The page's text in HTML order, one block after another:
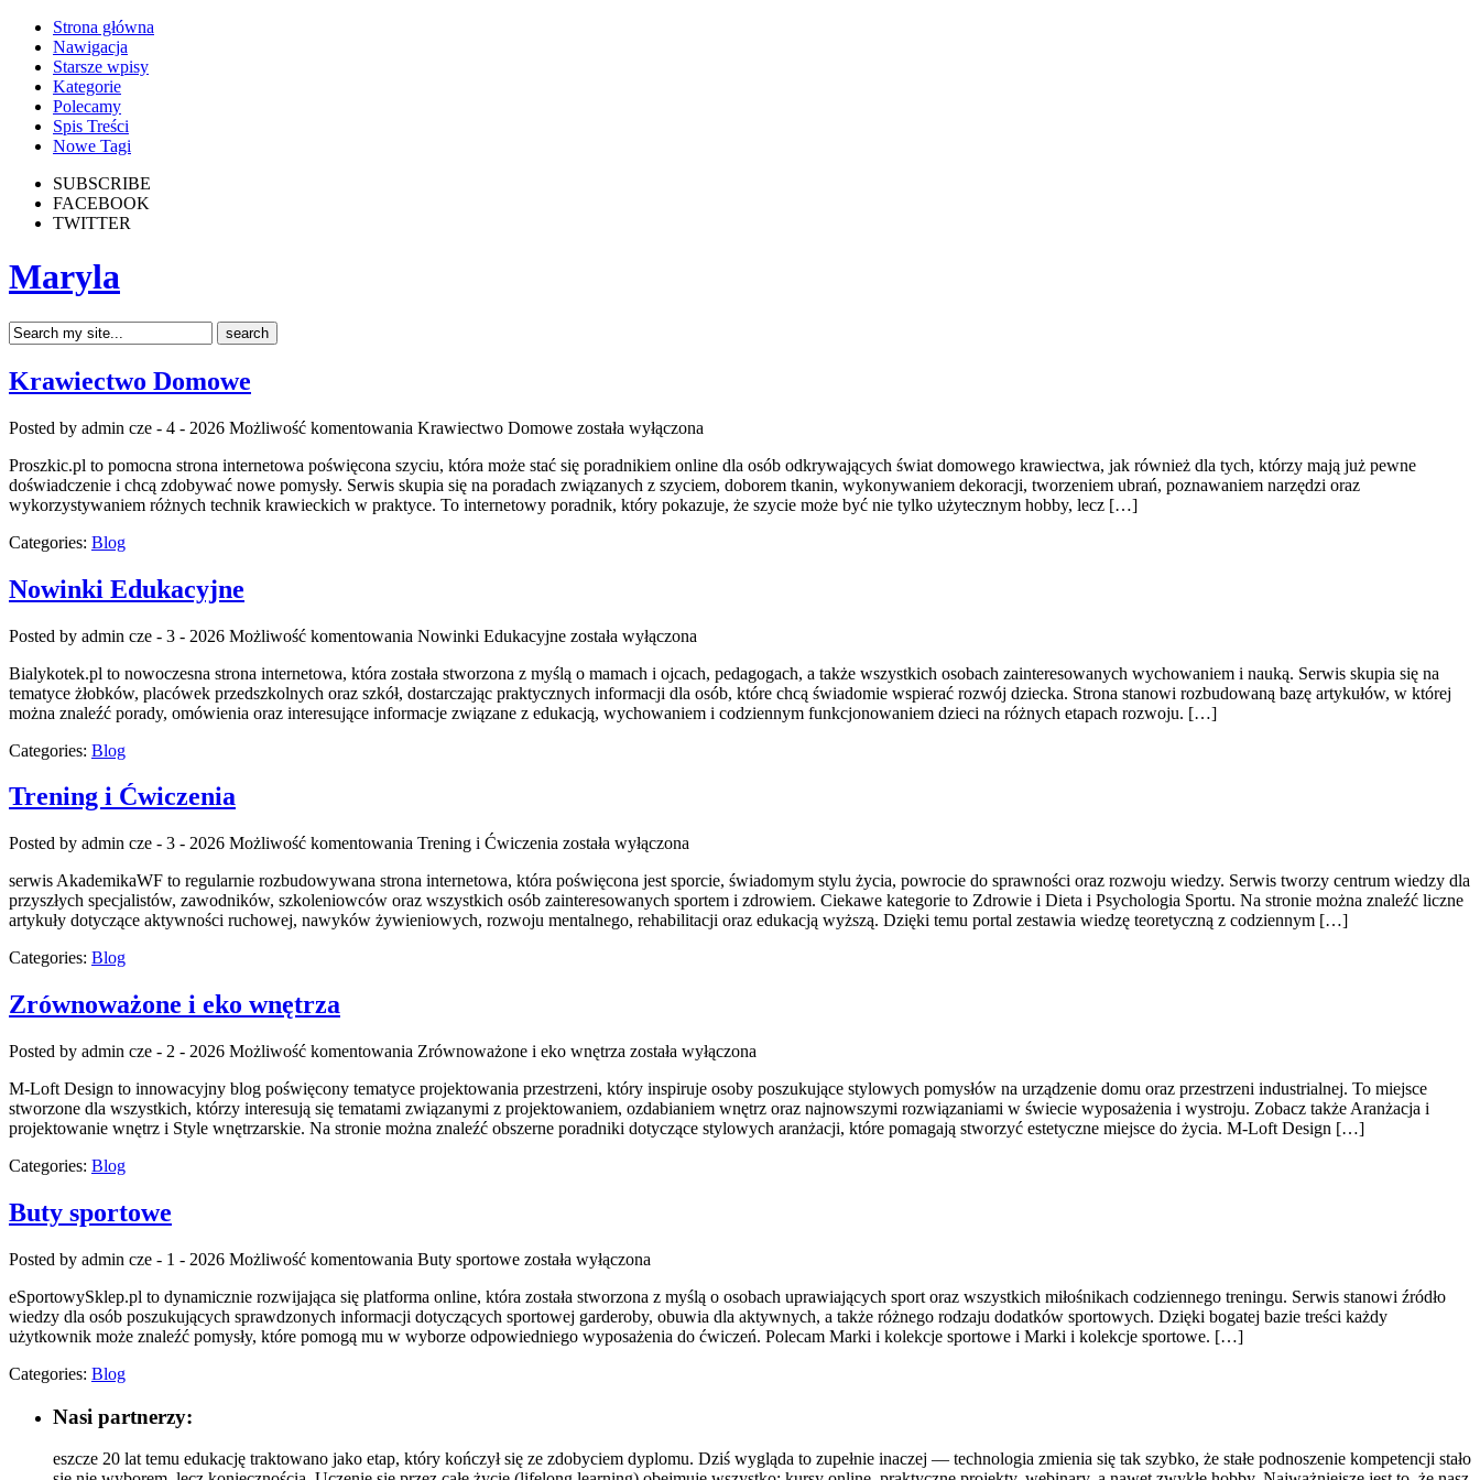
Strona główna
Nawigacja
Starsze wpisy
Kategorie
Polecamy
Spis Treści
Nowe Tagi
SUBSCRIBE
FACEBOOK
TWITTER
Maryla
Krawiectwo Domowe
Posted by admin cze - 4 - 2026 Możliwość komentowania Krawiectwo Domowe została wyłączona
Proszkic.pl to pomocna strona internetowa poświęcona szyciu, która może stać się poradnikiem online dla osób odkrywających świat domowego krawiectwa, jak również dla tych, którzy mają już pewne
doświadczenie i chcą zdobywać nowe pomysły. Serwis skupia się na poradach związanych z szyciem, doborem tkanin, wykonywaniem dekoracji, tworzeniem ubrań, poznawaniem narzędzi oraz
wykorzystywaniem różnych technik krawieckich w praktyce. To internetowy poradnik, który pokazuje, że szycie może być nie tylko użytecznym hobby, lecz […]
Categories: Blog
Nowinki Edukacyjne
Posted by admin cze - 3 - 2026 Możliwość komentowania Nowinki Edukacyjne została wyłączona
Bialykotek.pl to nowoczesna strona internetowa, która została stworzona z myślą o mamach i ojcach, pedagogach, a także wszystkich osobach zainteresowanych wychowaniem i nauką. Serwis skupia się na
tematyce żłobków, placówek przedszkolnych oraz szkół, dostarczając praktycznych informacji dla osób, które chcą świadomie wspierać rozwój dziecka. Strona stanowi rozbudowaną bazę artykułów, w której
można znaleźć porady, omówienia oraz interesujące informacje związane z edukacją, wychowaniem i codziennym funkcjonowaniem dzieci na różnych etapach rozwoju. […]
Categories: Blog
Trening i Ćwiczenia
Posted by admin cze - 3 - 2026 Możliwość komentowania Trening i Ćwiczenia została wyłączona
serwis AkademikaWF to regularnie rozbudowywana strona internetowa, która poświęcona jest sporcie, świadomym stylu życia, powrocie do sprawności oraz rozwoju wiedzy. Serwis tworzy centrum wiedzy dla
przyszłych specjalistów, zawodników, szkoleniowców oraz wszystkich osób zainteresowanych sportem i zdrowiem. Ciekawe kategorie to Zdrowie i Dieta i Psychologia Sportu. Na stronie można znaleźć liczne
artykuły dotyczące aktywności ruchowej, nawyków żywieniowych, rozwoju mentalnego, rehabilitacji oraz edukacją wyższą. Dzięki temu portal zestawia wiedzę teoretyczną z codziennym […]
Categories: Blog
Zrównoważone i eko wnętrza
Posted by admin cze - 2 - 2026 Możliwość komentowania Zrównoważone i eko wnętrza została wyłączona
M-Loft Design to innowacyjny blog poświęcony tematyce projektowania przestrzeni, który inspiruje osoby poszukujące stylowych pomysłów na urządzenie domu oraz przestrzeni industrialnej. To miejsce
stworzone dla wszystkich, którzy interesują się tematami związanymi z projektowaniem, ozdabianiem wnętrz oraz najnowszymi rozwiązaniami w świecie wyposażenia i wystroju. Zobacz także Aranżacja i
projektowanie wnętrz i Style wnętrzarskie. Na stronie można znaleźć obszerne poradniki dotyczące stylowych aranżacji, które pomagają stworzyć estetyczne miejsce do życia. M-Loft Design […]
Categories: Blog
Buty sportowe
Posted by admin cze - 1 - 2026 Możliwość komentowania Buty sportowe została wyłączona
eSportowySklep.pl to dynamicznie rozwijająca się platforma online, która została stworzona z myślą o osobach uprawiających sport oraz wszystkich miłośnikach codziennego treningu. Serwis stanowi źródło
wiedzy dla osób poszukujących sprawdzonych informacji dotyczących sportowej garderoby, obuwia dla aktywnych, a także różnego rodzaju dodatków sportowych. Dzięki bogatej bazie treści każdy
użytkownik może znaleźć pomysły, które pomogą mu w wyborze odpowiedniego wyposażenia do ćwiczeń. Polecam Marki i kolekcje sportowe i Marki i kolekcje sportowe. […]
Categories: Blog
Nasi partnerzy:
eszcze 20 lat temu edukację traktowano jako etap, który kończył się ze zdobyciem dyplomu. Dziś wygląda to zupełnie inaczej — technologia zmienia się tak szybko, że stałe podnoszenie kompetencji stało